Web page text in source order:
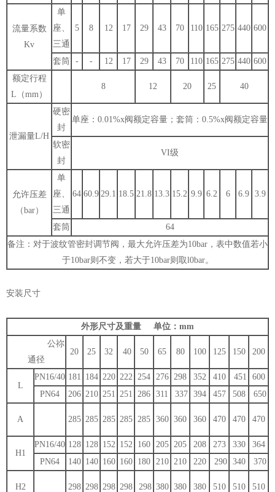
流量系数
Kv
单
座、
三通
5 8 12 17 29 43 70 110 165 275 440 600
套筒 - - 12 17 29 43 70 110 165 275 440 600
额定行程
L（mm）
8 12 20 25 40
泄漏量L/H
硬密
封
单座：0.01%x阀额定容量；套筒：0.5%x阀额定容量
软密
封
VI级
允许压差
（bar）
单
座、
三通
64 60.9 29.1 18.5 21.8 13.3 15.2 9.9 6.2 6 6.9 3.9
套筒
64
备注：对于波纹管密封调节阀，最大允许压差为10bar，表中数值若小
于10bar则不变，若大于10bar则取l0bar。
安装尺寸
外形尺寸及重量 单位：mm
公祢
通径
20 25 32 40 50 65 80 100 125 150 200
L
PN16/40 181 184 220 222 254 276 298 352 410 451
600
PN64
206 210 251 251 286 311 337 394 457 508 650
A 285 285 285 285 285 360 360 360 470 470 470
H1
PN16/40 128 128 152 152 160 205 205 208 273 330
364
PN64
140 140 160 160 180 210 210 220 290 340 370
H2 298 298 298 298 298 380 380 380 510 510 510